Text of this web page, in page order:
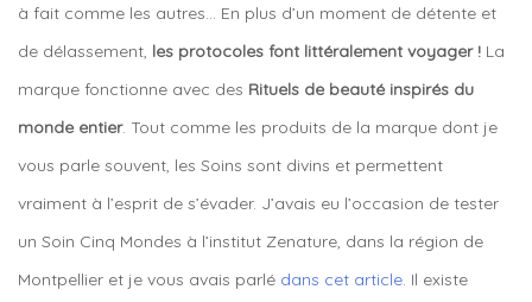
à fait comme les autres… En plus d’un moment de détente et
de délassement, les protocoles font littéralement voyager ! La
marque fonctionne avec des Rituels de beauté inspirés du
monde entier. Tout comme les produits de la marque dont je
vous parle souvent, les Soins sont divins et permettent
vraiment à l’esprit de s’évader. J’avais eu l’occasion de tester
un Soin Cinq Mondes à l’institut Zenature, dans la région de
Montpellier et je vous avais parlé dans cet article. Il existe